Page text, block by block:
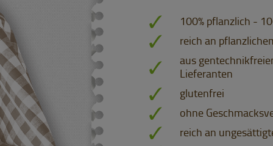
100% pflanzlich -
reich an
aus
Lieferanten
glutenfrei
ohne
reich an